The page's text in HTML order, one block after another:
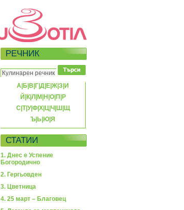
РЕЧНИК
А Б В Г Д Е Ж З И
Й К| Л М Н О| П Р
С Т|У|Ф| Х| Ц| Ч Ш Щ
Ъ Ь Ю Я
СТАТИИ
1. Днес е Успение
Богородично
2. Гергьовден
3. Цветница
4. 25 март – Благовец